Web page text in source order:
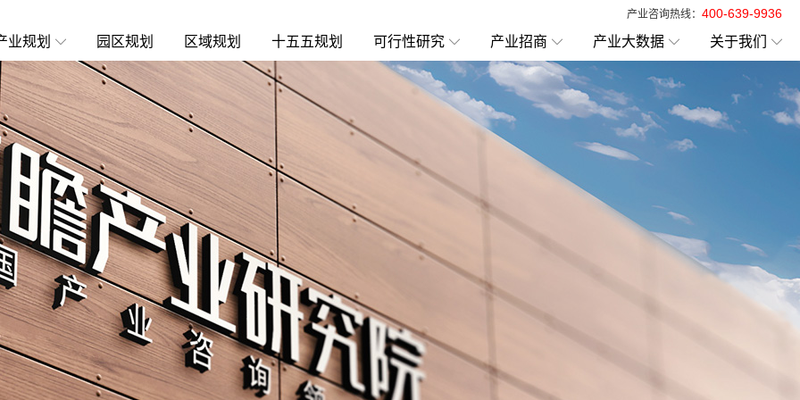
产业咨询热线： 400-639-9936
业规划 园区规划 区域规划 十五五规划 可行性研究 产业招商 产业大数据 关于我们